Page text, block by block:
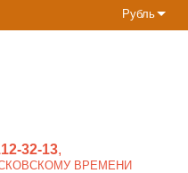
Рубль
32-13
ВРЕМЕНИ